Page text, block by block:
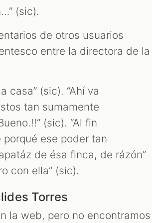
(sic).
de otros usuarios
entre la directora de la
casa” (sic). “Ahí va
tan sumamente
(sic). “Al fin
ese poder tan
de ésa finca, de rázón”
con ella” (sic).
Torres
la web, pero no encontramos